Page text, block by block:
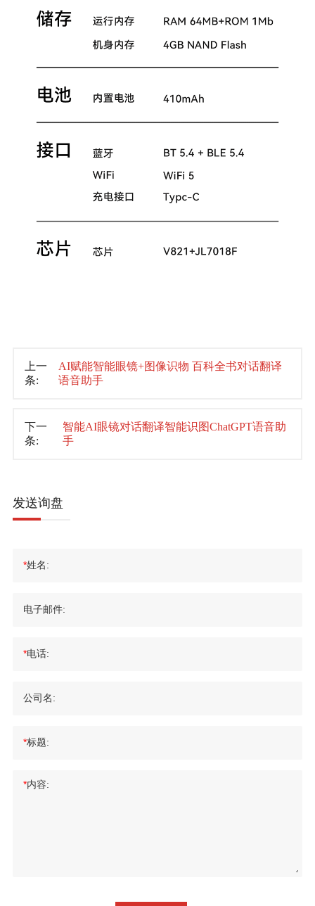
上一
条:
AI赋能智能眼镜+图像识物 百科全书对话翻译
语音助手
下一
条:
智能AI眼镜对话翻译智能识图ChatGPT语音助
手
发送询盘
*姓名:
电子邮件:
*电话:
公司名:
*标题:
*内容: